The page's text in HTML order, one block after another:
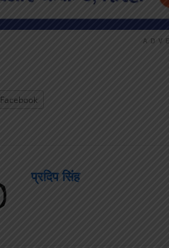
Facebook
प्रदिप सिंह